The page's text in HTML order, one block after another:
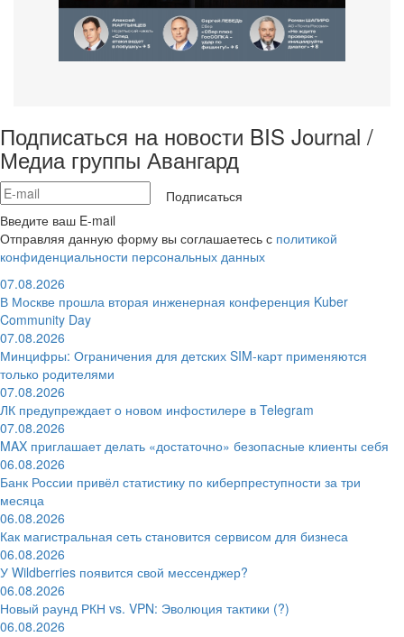
Подписаться на новости BIS Journal /
Медиа группы Авангард
Подписаться
Введите ваш E-mail
Отправляя данную форму вы соглашаетесь с политикой
конфиденциальности персональных данных
07.08.2026
В Москве прошла вторая инженерная конференция Kuber
Community Day
07.08.2026
Минцифры: Ограничения для детских SIM-карт применяются
только родителями
07.08.2026
ЛК предупреждает о новом инфостилере в Telegram
07.08.2026
MAX приглашает делать «достаточно» безопасные клиенты себя
06.08.2026
Банк России привёл статистику по киберпреступности за три
месяца
06.08.2026
Как магистральная сеть становится сервисом для бизнеса
06.08.2026
У Wildberries появится свой мессенджер?
06.08.2026
Новый раунд РКН vs. VPN: Эволюция тактики (?)
06.08.2026